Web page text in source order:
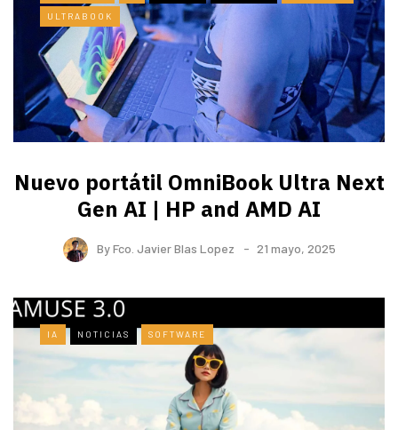
ULTRABOOK
Nuevo portátil OmniBook Ultra ​Next
Gen AI | HP and AMD AI
ByFco. Javier Blas Lopez 21 mayo, 2025
IA NOTICIAS SOFTWARE